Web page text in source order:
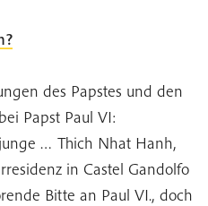
des Papstes und den
Papst Paul VI:
… Thich Nhat Hanh,
in Castel Gandolfo
Bitte an Paul VI., doch